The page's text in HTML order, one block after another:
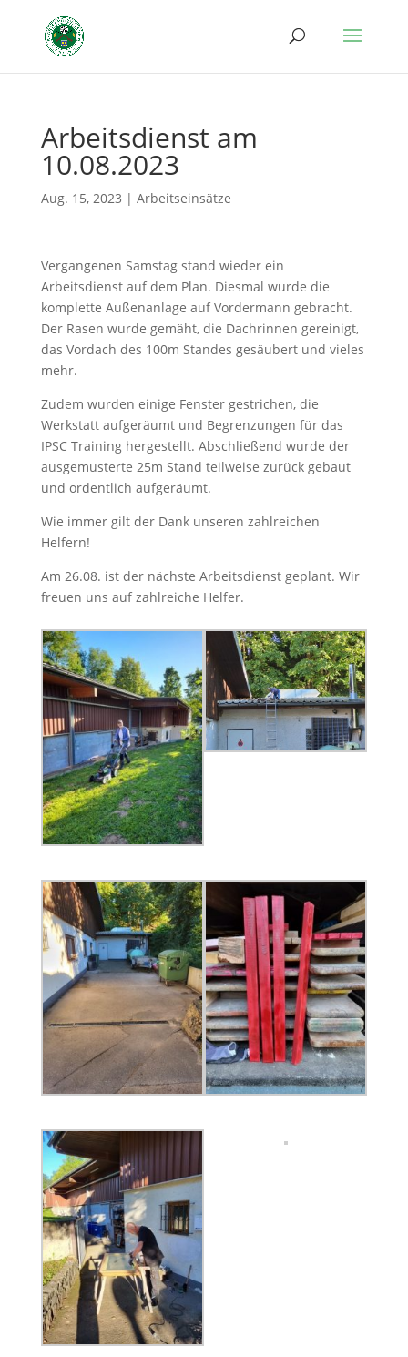
Arbeitsdienst am
10.08.2023
Aug. 15, 2023 | Arbeitseinsätze
Vergangenen Samstag stand wieder ein
Arbeitsdienst auf dem Plan. Diesmal wurde die
komplette Außenanlage auf Vordermann gebracht.
Der Rasen wurde gemäht, die Dachrinnen gereinigt,
das Vordach des 100m Standes gesäubert und vieles
mehr.
Zudem wurden einige Fenster gestrichen, die
Werkstatt aufgeräumt und Begrenzungen für das
IPSC Training hergestellt. Abschließend wurde der
ausgemusterte 25m Stand teilweise zurück gebaut
und ordentlich aufgeräumt.
Wie immer gilt der Dank unseren zahlreichen
Helfern!
Am 26.08. ist der nächste Arbeitsdienst geplant. Wir
freuen uns auf zahlreiche Helfer.